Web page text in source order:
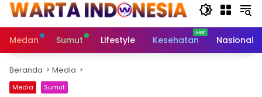
Medan Sumut Lifestyle Kesehatan Nasional
Beranda Media
Media Sumut